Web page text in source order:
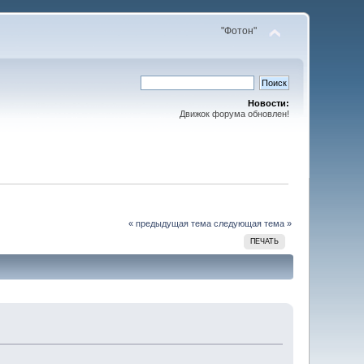
"Фотон"
Новости:
Движок форума обновлен!
« предыдущая тема следующая тема »
ПЕЧАТЬ